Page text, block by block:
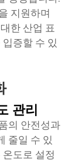
지원하며
한 산업 표
증할 수 있
관리
의 안전성과
줄일 수 있
도로 설정